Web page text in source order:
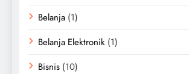
Belanja (1)
Belanja Elektronik (1)
Bisnis (10)